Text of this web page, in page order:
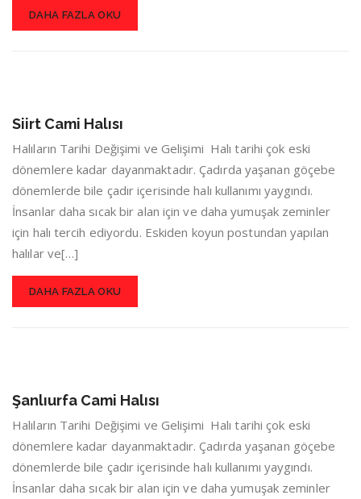
DAHA FAZLA OKU
Siirt Cami Halısı
Halıların Tarihi Değişimi ve Gelişimi Halı tarihi çok eski
dönemlere kadar dayanmaktadır. Çadırda yaşanan göçebe
dönemlerde bile çadır içerisinde halı kullanımı yaygındı.
İnsanlar daha sıcak bir alan için ve daha yumuşak zeminler
için halı tercih ediyordu. Eskiden koyun postundan yapılan
halılar ve[…]
DAHA FAZLA OKU
Şanlıurfa Cami Halısı
Halıların Tarihi Değişimi ve Gelişimi Halı tarihi çok eski
dönemlere kadar dayanmaktadır. Çadırda yaşanan göçebe
dönemlerde bile çadır içerisinde halı kullanımı yaygındı.
İnsanlar daha sıcak bir alan için ve daha yumuşak zeminler